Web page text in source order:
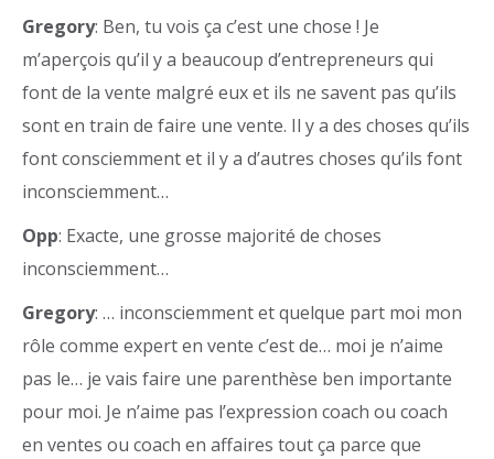
Gregory: Ben, tu vois ça c’est une chose ! Je
m’aperçois qu’il y a beaucoup d’entrepreneurs qui
font de la vente malgré eux et ils ne savent pas qu’ils
sont en train de faire une vente. Il y a des choses qu’ils
font consciemment et il y a d’autres choses qu’ils font
inconsciemment…
Opp: Exacte, une grosse majorité de choses
inconsciemment…
Gregory: … inconsciemment et quelque part moi mon
rôle comme expert en vente c’est de… moi je n’aime
pas le… je vais faire une parenthèse ben importante
pour moi. Je n’aime pas l’expression coach ou coach
en ventes ou coach en affaires tout ça parce que